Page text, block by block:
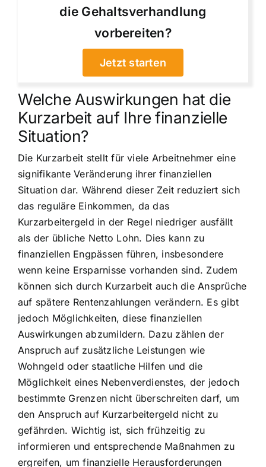
die Gehaltsverhandlung
vorbereiten?
Jetzt starten
Welche Auswirkungen hat die
Kurzarbeit auf Ihre finanzielle
Situation?
Die Kurzarbeit stellt für viele Arbeitnehmer eine
signifikante Veränderung ihrer finanziellen
Situation dar. Während dieser Zeit reduziert sich
das reguläre Einkommen, da das
Kurzarbeitergeld in der Regel niedriger ausfällt
als der übliche Netto Lohn. Dies kann zu
finanziellen Engpässen führen, insbesondere
wenn keine Ersparnisse vorhanden sind. Zudem
können sich durch Kurzarbeit auch die Ansprüche
auf spätere Rentenzahlungen verändern. Es gibt
jedoch Möglichkeiten, diese finanziellen
Auswirkungen abzumildern. Dazu zählen der
Anspruch auf zusätzliche Leistungen wie
Wohngeld oder staatliche Hilfen und die
Möglichkeit eines Nebenverdienstes, der jedoch
bestimmte Grenzen nicht überschreiten darf, um
den Anspruch auf Kurzarbeitergeld nicht zu
gefährden. Wichtig ist, sich frühzeitig zu
informieren und entsprechende Maßnahmen zu
ergreifen, um finanzielle Herausforderungen